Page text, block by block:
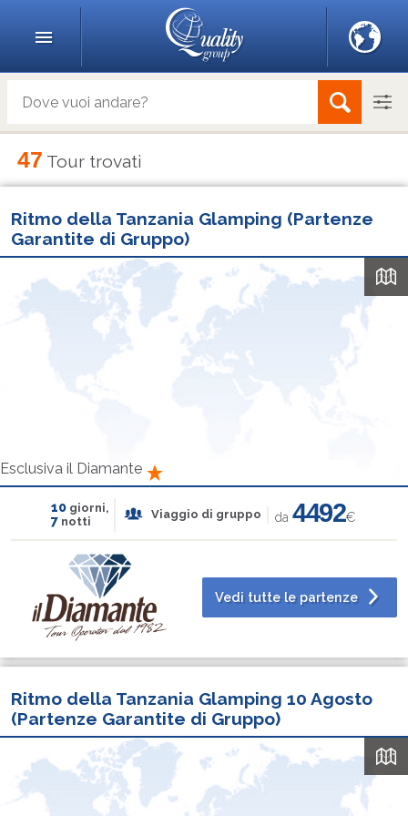
47 Tour trovati
Ritmo della Tanzania Glamping (Partenze
Garantite di Gruppo)
Esclusiva il Diamante
10giorni,
7notti
Viaggio di gruppo da4492€
Vedi tutte le partenze
Ritmo della Tanzania Glamping 10 Agosto
(Partenze Garantite di Gruppo)